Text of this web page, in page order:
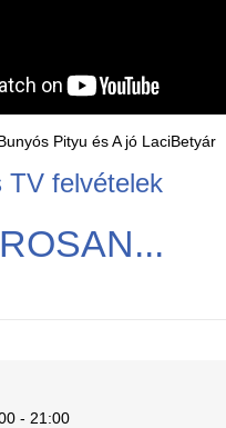
Pityu és A jó LaciBetyár
TV felvételek
- 21:00